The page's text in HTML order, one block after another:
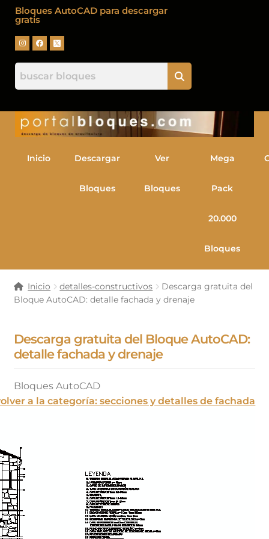
Bloques AutoCAD para descargar
gratis
Inicio Descargar
Bloques
Ver
Bloques
Mega
Pack
20.000
Bloques
Inicio detalles-constructivos
Descarga gratuita del
Bloque AutoCAD: detalle fachada y drenaje
Descarga gratuita del Bloque AutoCAD:
detalle fachada y drenaje
Bloques AutoCAD
a la categoría: secciones y detalles de fachada